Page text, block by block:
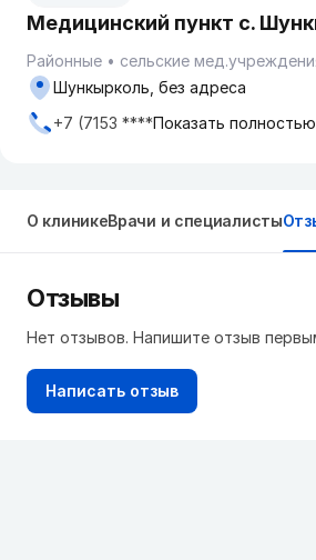
Медицинский пункт с.
Районные
сельские
Шункырколь, без адреса
+7 (7153 ****Показать полностью
О клиникеВрачи и специалисты
Отзывы
Нет отзывов. Напишите отзыв
Написать отзыв